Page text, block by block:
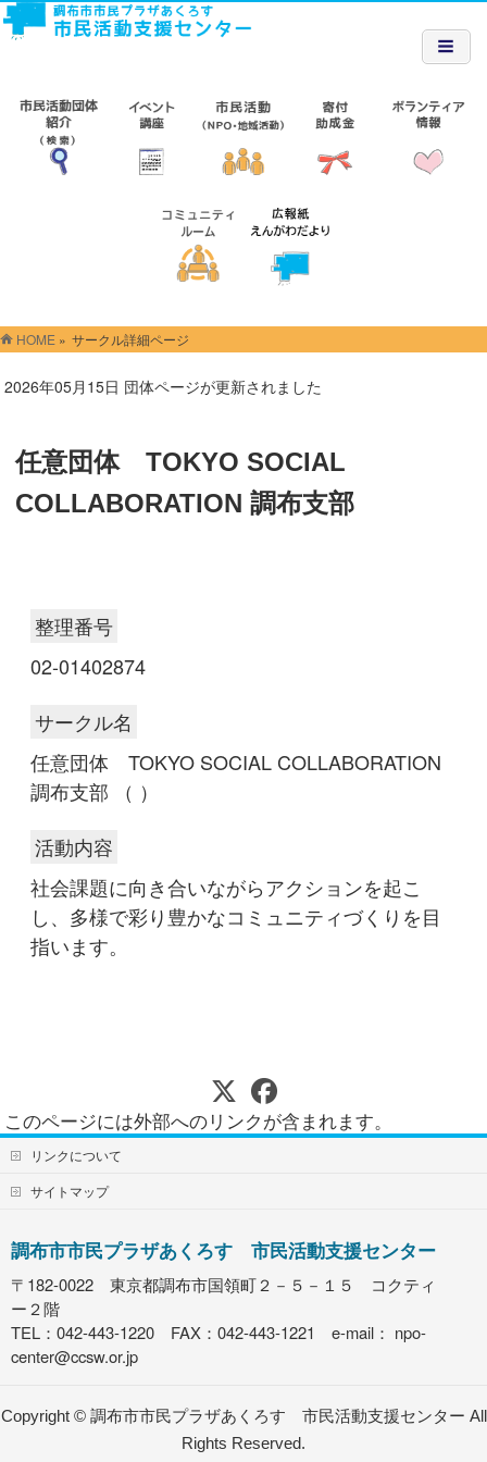
HOME » サークル詳細ページ
2026年05月15日 団体ページが更新されました
任意団体 TOKYO SOCIAL
COLLABORATION 調布支部
整理番号
02-01402874
サークル名
任意団体 TOKYO SOCIAL COLLABORATION
調布支部 （ ）
活動内容
社会課題に向き合いながらアクションを起こ
し、多様で彩り豊かなコミュニティづくりを目
指います。
このページには外部へのリンクが含まれます。
リンクについて
サイトマップ
調布市市民プラザあくろす 市民活動支援センター
〒182-0022 東京都調布市国領町２－５－１５ コクティ
ー２階
TEL：042-443-1220 FAX：042-443-1221 e-mail： npo-
center@ccsw.or.jp
Copyright © 調布市市民プラザあくろす 市民活動支援センター All
Rights Reserved.